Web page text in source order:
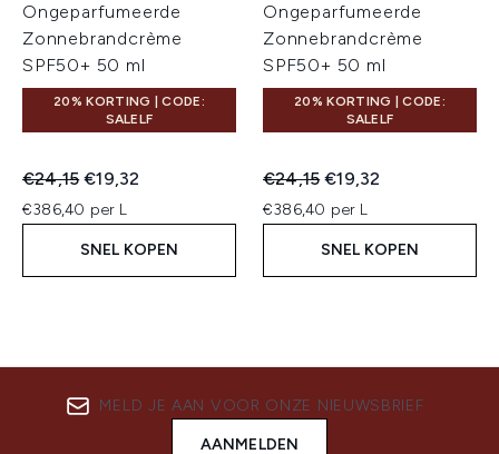
Ongeparfumeerde
Zonnebrandcrème
SPF50+ 50 ml
20% KORTING | CODE:
SALELF
Recommended Retail Price:
€24,15Huidige prijs:
€19,32
€386,40 per L
SNEL KOPEN
Ongeparfumeerde
Zonnebrandcrème
SPF50+ 50 ml
20% KORTING | CODE:
SALELF
Recommended Retail Price:
€24,15Huidige prijs:
€19,32
€386,40 per L
SNEL KOPEN
MELD JE AAN VOOR ONZE NIEUWSBRIEF
AANMELDEN